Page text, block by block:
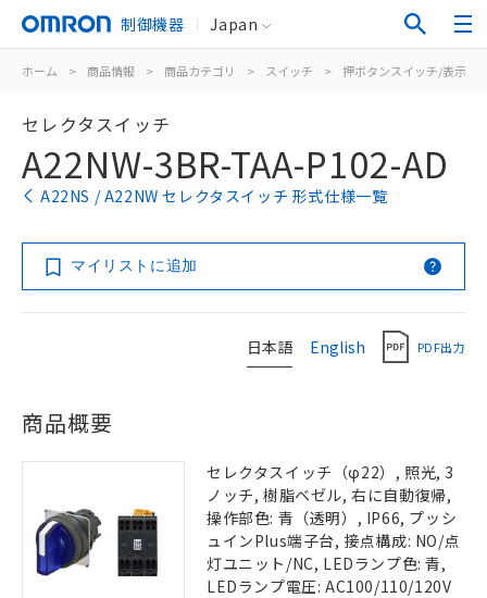
制御機器 Japan
ホーム > 商品情報 > 商品カテゴリ > スイッチ > 押ボタンスイッチ/表示灯
セレクタスイッチ
A22NW-3BR-TAA-P102-AD
A22NS / A22NW セレクタスイッチ 形式仕様一覧
マイリストに追加
日本語 English PDF出力
商品概要
セレクタスイッチ（φ22）, 照光, 3
ノッチ, 樹脂ベゼル, 右に自動復帰,
操作部色: 青（透明）, IP66, プッシ
ュインPlus端子台, 接点構成: NO/点
灯ユニット/NC, LEDランプ色: 青,
LEDランプ電圧: AC100/110/120V